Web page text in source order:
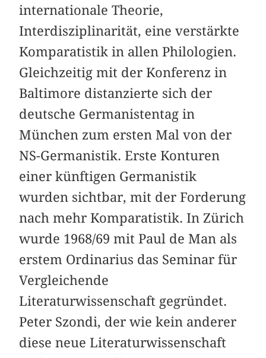
internationale Theorie,
Interdisziplinarität, eine verstärkte
Komparatistik in allen Philologien.
Gleichzeitig mit der Konferenz in
Baltimore distanzierte sich der
deutsche Germanistentag in
München zum ersten Mal von der
NS-Germanistik. Erste Konturen
einer künftigen Germanistik
wurden sichtbar, mit der Forderung
nach mehr Komparatistik. In Zürich
wurde 1968/69 mit Paul de Man als
erstem Ordinarius das Seminar für
Vergleichende
Literaturwissenschaft gegründet.
Peter Szondi, der wie kein anderer
diese neue Literaturwissenschaft